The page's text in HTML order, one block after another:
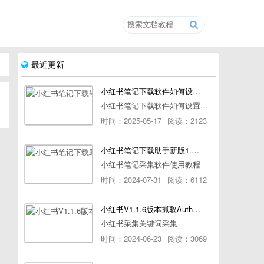
最近更新
小红书笔记下载软件如何设置浏览器路径
小红书笔记下载软件如何设置浏览器路径
时间：2025-05-17 阅读：2123
小红书笔记下载助手新版1.1.7版本使用教程
小红书笔记采集软件使用教程
时间：2024-07-31
阅读：6112
小红书V1.1.6版本抓取AuthorId最新教程
小红书采集关键词采集
时间：2024-06-23 阅读：3069